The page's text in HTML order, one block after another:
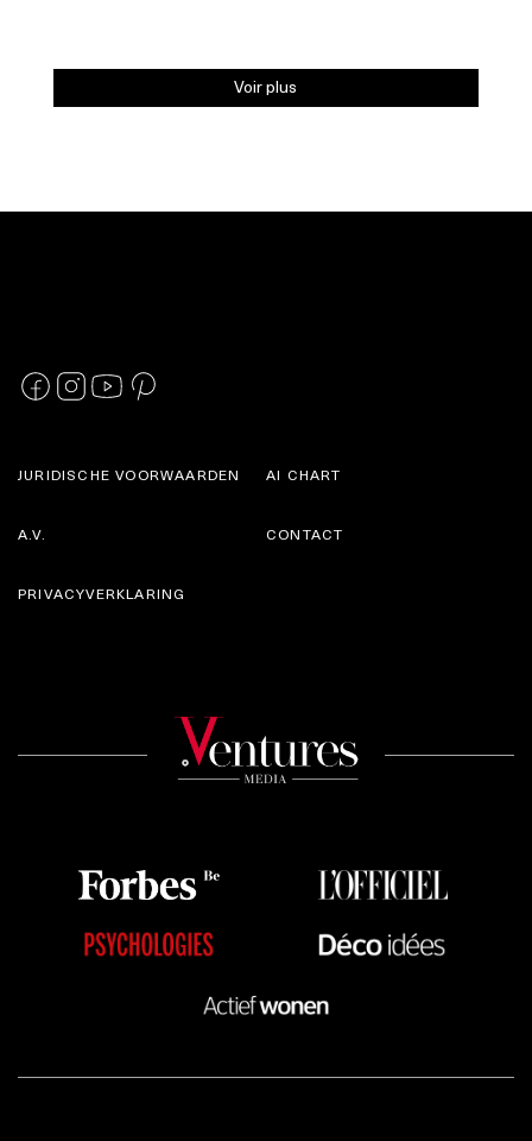
Voir plus
JURIDISCHE VOORWAARDEN
A.V.
AI CHART
CONTACT
PRIVACYVERKLARING